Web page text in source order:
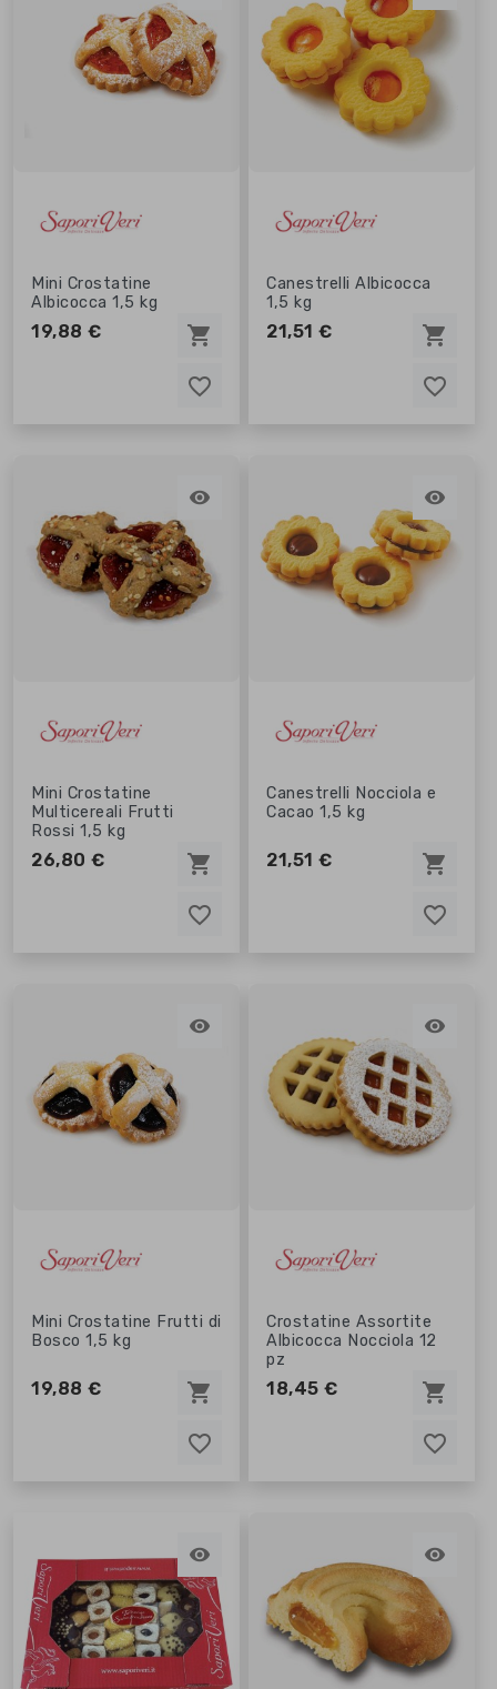
favorite_border
favorite_border
Mini Crostatine
Albicocca 1,5 kg
19,88 € shopping_cart
favorite_border
favorite_border
Canestrelli Albicocca
1,5 kg
21,51 € shopping_cart

favorite_border
favorite_border
Mini Crostatine
Multicereali Frutti
Rossi 1,5 kg
26,80 € shopping_cart

favorite_border
favorite_border
Canestrelli Nocciola e
Cacao 1,5 kg
21,51 € shopping_cart

favorite_border
favorite_border
Mini Crostatine Frutti di
Bosco 1,5 kg
19,88 € shopping_cart

favorite_border
favorite_border
Crostatine Assortite
Albicocca Nocciola 12
pz
18,45 € shopping_cart
 